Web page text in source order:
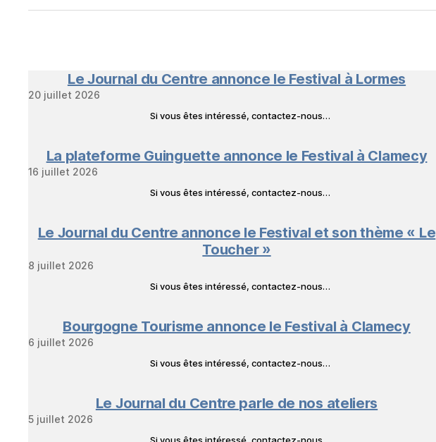
Le Journal du Centre annonce le Festival à Lormes
20 juillet 2026
Si vous êtes intéressé, contactez-nous…
La plateforme Guinguette annonce le Festival à Clamecy
16 juillet 2026
Si vous êtes intéressé, contactez-nous…
Le Journal du Centre annonce le Festival et son thème « Le
Toucher »
8 juillet 2026
Si vous êtes intéressé, contactez-nous…
Bourgogne Tourisme annonce le Festival à Clamecy
6 juillet 2026
Si vous êtes intéressé, contactez-nous…
Le Journal du Centre parle de nos ateliers
5 juillet 2026
Si vous êtes intéressé, contactez-nous…